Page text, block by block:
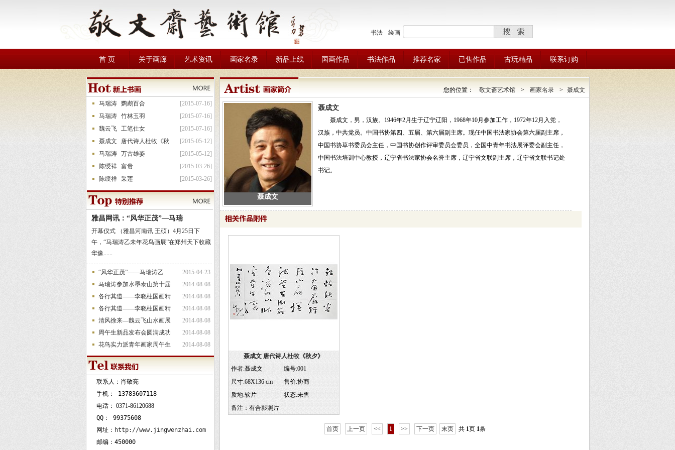
书法 绘画
首 页 关于画廊 艺术资讯 画家名录 新品上线 国画作品 书法作品 推荐名家 已售作品 古玩精品 联系订购
马瑞涛 鹦鹉百合
[2015-07-16]
马瑞涛
竹林玉羽
[2015-07-16]
魏云飞
工笔仕女
[2015-07-16]
聂成文
唐代诗人杜牧《秋
[2015-05-12]
马瑞涛
万古雄姿
[2015-05-12]
陈绶祥
富贵
[2015-03-26]
陈绶祥
采莲 [2015-03-26]
雅昌网讯：“风华正茂”—马瑞
开幕仪式 （雅昌河南讯 王硕）4月25日下
午，“马瑞涛乙未年花鸟画展”在郑州天下收藏
华豫......
“风华正茂”——马瑞涛乙
2015-04-23
马瑞涛参加水墨泰山第十届
2014-08-08
各行其道——李晓柱国画精
2014-08-08
各行其道——李晓柱国画精
2014-08-08
清风徐来—魏云飞山水画展
2014-08-08
周午生新品发布会圆满成功
2014-08-08
花鸟实力派青年画家周午生
2014-08-08
联系人：肖敬亮
手机：
13783607118
电话： 0371-86120688
QQ：
99375608
网址： http://www.jingwenzhai.com
邮编：450000
您的位置： 敬文斋艺术馆 > 画家名录 > 聂成文
聂成文
聂成文
聂成文，男，汉族。1946年2月生于辽宁辽阳，1968年10月参加工作，1972年12月入党，
汉族，中共党员。中国书协第四、五届、第六届副主席。现任中国书法家协会第六届副主席，
中国书协草书委员会主任，中国书协创作评审委员会委员，全国中青年书法展评委会副主任，
中国书法培训中心教授，辽宁省书法家协会名誉主席，辽宁省文联副主席，辽宁省文联书记处
书记。
聂成文 唐代诗人杜牧《秋夕》
作者:聂成文
编号:001
尺寸:68X136 cm
售价:协商
质地:软片
状态:未售
备注：有合影照片
首页 上一页 << 1 >> 下一页 末页 共 1页 1条